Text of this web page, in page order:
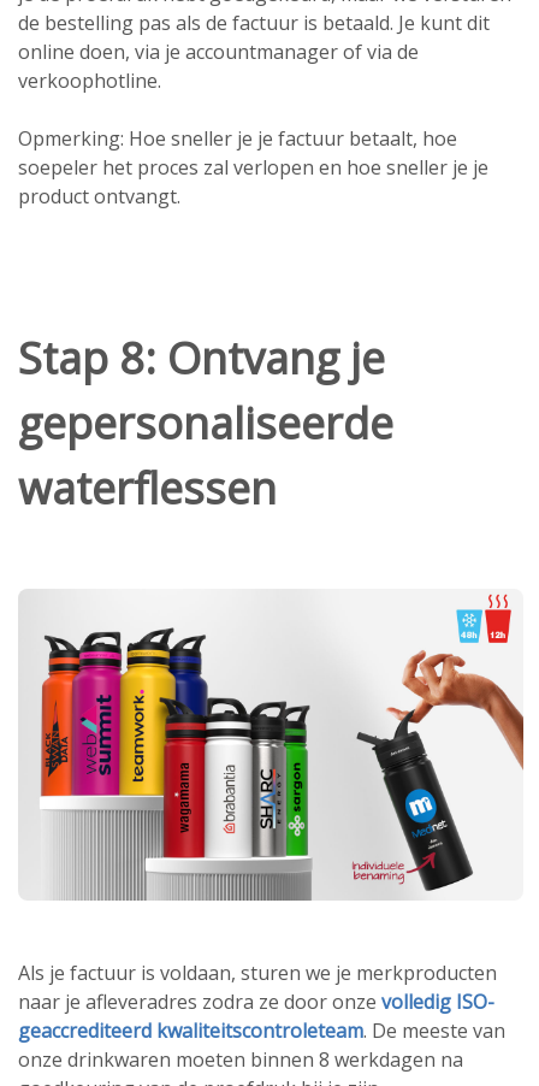
de bestelling pas als de factuur is betaald. Je kunt dit
online doen, via je accountmanager of via de
verkoophotline.
Opmerking: Hoe sneller je je factuur betaalt, hoe
soepeler het proces zal verlopen en hoe sneller je je
product ontvangt.
Stap 8: Ontvang je
gepersonaliseerde
waterflessen
Als je factuur is voldaan, sturen we je merkproducten
naar je afleveradres zodra ze door onze volledig ISO-
geaccrediteerd kwaliteitscontroleteam. De meeste van
onze drinkwaren moeten binnen 8 werkdagen na